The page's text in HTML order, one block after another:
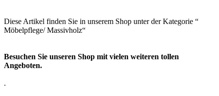
Diese Artikel finden Sie in unserem Shop unter der Kategorie “
Möbelpflege/ Massivholz“
Besuchen Sie unseren Shop mit vielen weiteren tollen
Angeboten.
.